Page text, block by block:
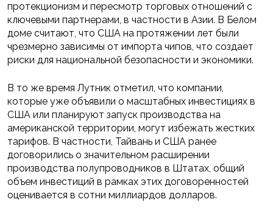
протекционизм и пересмотр торговых отношений с
ключевыми партнерами, в частности в Азии. В Белом
доме считают, что США на протяжении лет были
чрезмерно зависимы от импорта чипов, что создает
риски для национальной безопасности и экономики.
В то же время Лутник отметил, что компании,
которые уже объявили о масштабных инвестициях в
США или планируют запуск производства на
американской территории, могут избежать жестких
тарифов. В частности, Тайвань и США ранее
договорились о значительном расширении
производства полупроводников в Штатах, общий
объем инвестиций в рамках этих договоренностей
оценивается в сотни миллиардов долларов.